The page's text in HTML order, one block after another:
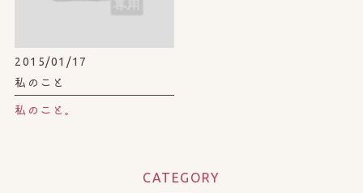
2015/01/17
私のこと
私のこと。
CATEGORY